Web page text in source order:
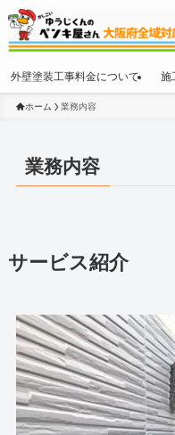
外壁塗装工事料金について 施
ホーム 業務内容
業務内容
サービス紹介